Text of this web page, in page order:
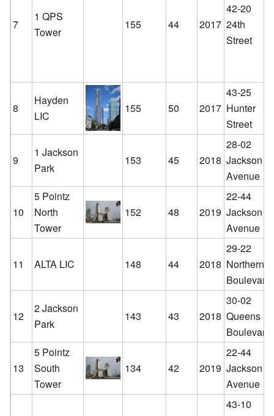
7
1 QPS
Tower
155 44 2017
42-20
24th
Street
8
Hayden
LIC
155 50 2017
43-25
Hunter
Street
9
1 Jackson
Park
153 45 2018
28-02
Jackson
Avenue
10
5 Pointz
North
Tower
152 48 2019
22-44
Jackson
Avenue
11 ALTA LIC 148 44 2018
29-22
Northern
Boulevard
12
2 Jackson
Park
143 43 2018
30-02
Queens
Boulevard
13
5 Pointz
South
Tower
134 42 2019
22-44
Jackson
Avenue
43-10